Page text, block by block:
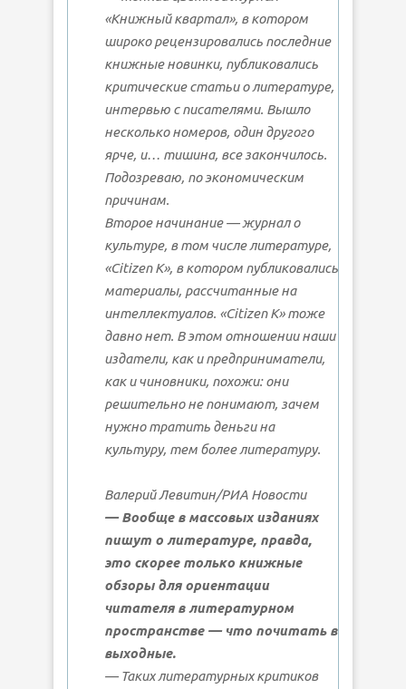
«Книжный квартал», в котором
широко рецензировались последние
книжные новинки, публиковались
критические статьи о литературе,
интервью с писателями. Вышло
несколько номеров, один другого
ярче, и… тишина, все закончилось.
Подозреваю, по экономическим
причинам.
Второе начинание — журнал о
культуре, в том числе литературе,
«Citizen K», в котором публиковались
материалы, рассчитанные на
интеллектуалов. «Citizen K» тоже
давно нет. В этом отношении наши
издатели, как и предприниматели,
как и чиновники, похожи: они
решительно не понимают, зачем
нужно тратить деньги на
культуру, тем более литературу.
Валерий Левитин/РИА Новости
— Вообще в массовых изданиях
пишут о литературе, правда,
это скорее только книжные
обзоры для ориентации
читателя в литературном
пространстве — что почитать в
выходные.
— Таких литературных критиков